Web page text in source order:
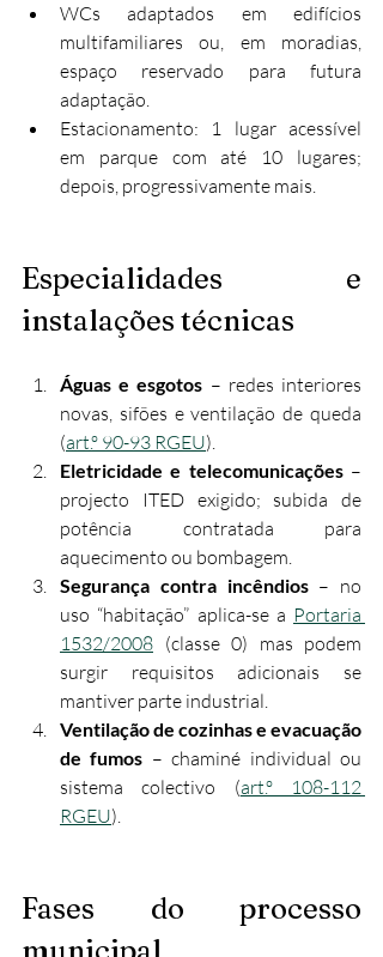
WCs adaptados em edifícios
multifamiliares ou, em moradias,
espaço reservado para futura
adaptação.
Estacionamento: 1 lugar acessível
em parque com até 10 lugares;
depois, progressivamente mais.
Especialidades e
instalações técnicas
Águas e esgotos – redes interiores
novas, sifões e ventilação de queda
(art.º 90-93 RGEU).
Eletricidade e telecomunicações –
projecto ITED exigido; subida de
potência contratada para
aquecimento ou bombagem.
Segurança contra incêndios – no
uso “habitação” aplica-se a Portaria
1532/2008 (classe 0) mas podem
surgir requisitos adicionais se
mantiver parte industrial.
Ventilação de cozinhas e evacuação
de fumos – chaminé individual ou
sistema colectivo (art.º 108-112
RGEU).
Fases do processo